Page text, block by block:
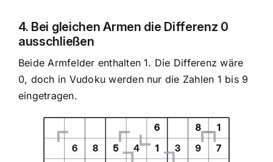
4. Bei gleichen Armen die Differenz 0
ausschließen
Beide Armfelder enthalten 1. Die Differenz wäre
0, doch in Vudoku werden nur die Zahlen 1 bis 9
eingetragen.